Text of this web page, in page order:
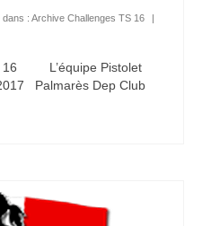
dans : Archive Challenges TS 16
|
16 L’équipe Pistolet
Palmarès Dep Club